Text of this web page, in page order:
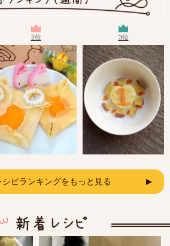
2位 3位
ピランキングをもっと見る